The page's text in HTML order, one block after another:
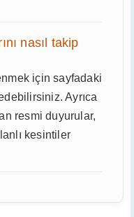
nasıl takip
için sayfadaki
Ayrıca
resmi duyurular,
kesintiler